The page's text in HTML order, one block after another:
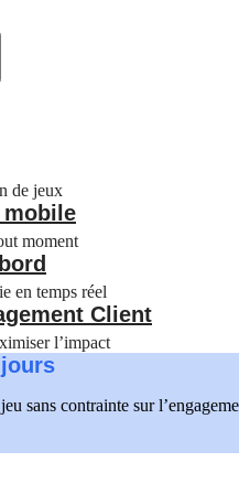
de jeux
moment
en temps réel
Client
l’impact
sans contrainte sur